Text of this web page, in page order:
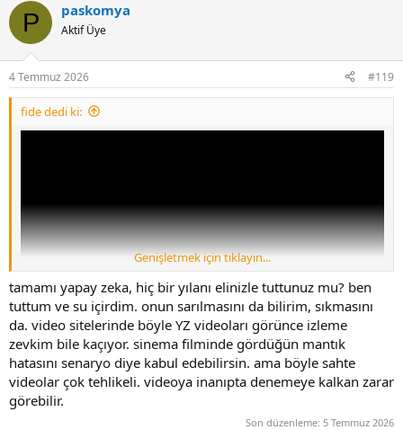
P paskomya
Aktif Üye
4 Temmuz 2026 #119
fide dedi ki:
Bu video yapay zeka mı çözemedim.
Birkaç videoda kuzu ve koyunların kulakları anormal uzun olması
dikkatimi çekti ama arka taraftaki kuzu/koyunlarda da aynı şekilde
olunca yöreye özgü bit tür olabilir diye aklıma geldi ama hal ayapay
Genişletmek için tıklayın...
tamamı yapay zeka, hiç bir yılanı elinizle tuttunuz mu? ben
tuttum ve su içirdim. onun sarılmasını da bilirim, sıkmasını
da. video sitelerinde böyle YZ videoları görünce izleme
zevkim bile kaçıyor. sinema filminde gördüğün mantık
hatasını senaryo diye kabul edebilirsin. ama böyle sahte
videolar çok tehlikeli. videoya inanıpta denemeye kalkan zarar
görebilir.
Son düzenleme: 5 Temmuz 2026